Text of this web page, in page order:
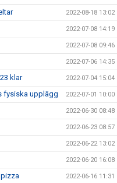
2022-08-18 13:02
2022-07-08 14:19
2022-07-08 09:46
2022-07-06 14:35
klar 2022-07-04 15:04
fysiska upplägg 2022-07-01 10:00
2022-06-30 08:48
2022-06-23 08:57
2022-06-22 13:02
2022-06-20 16:08
2022-06-16 11:31